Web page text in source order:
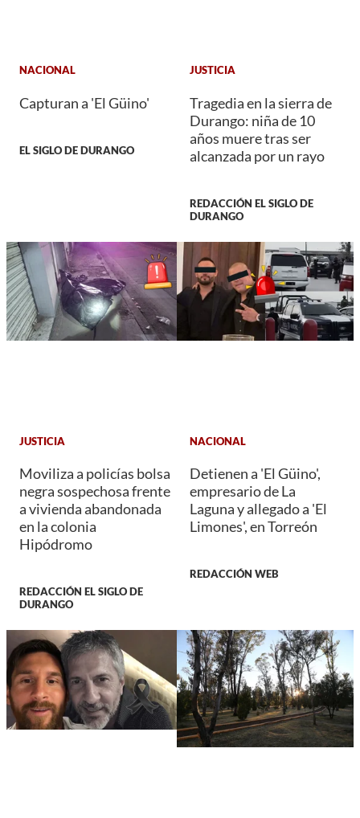
NACIONAL
Capturan a 'El Güino'
EL SIGLO DE DURANGO
JUSTICIA
Tragedia en la sierra de
Durango: niña de 10
años muere tras ser
alcanzada por un rayo
REDACCIÓN EL SIGLO DE
DURANGO
JUSTICIA
Moviliza a policías bolsa
negra sospechosa frente
a vivienda abandonada
en la colonia
Hipódromo
REDACCIÓN EL SIGLO DE
DURANGO
NACIONAL
Detienen a 'El Güino',
empresario de La
Laguna y allegado a 'El
Limones', en Torreón
REDACCIÓN WEB